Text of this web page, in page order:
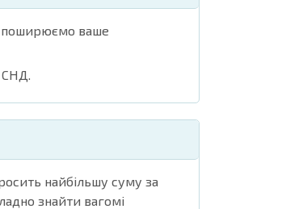
поширюємо ваше
найбільшу суму за
знайти вагомі